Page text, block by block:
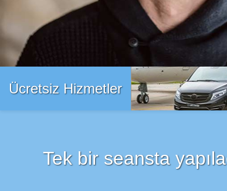
Ücretsiz Hizmetler Transfer
Tek bir seansta